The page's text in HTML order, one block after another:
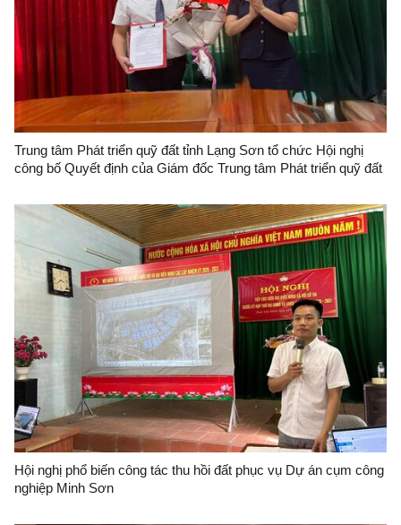
Trung tâm Phát triển quỹ đất tỉnh Lạng Sơn tổ chức Hội nghị
công bố Quyết định của Giám đốc Trung tâm Phát triển quỹ đất
Hội nghị phổ biến công tác thu hồi đất phục vụ Dự án cụm công
nghiệp Minh Sơn